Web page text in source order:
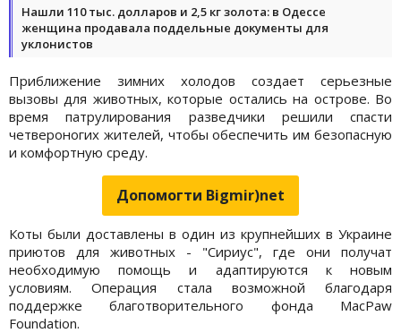
Нашли 110 тыс. долларов и 2,5 кг золота: в Одессе
женщина продавала поддельные документы для
уклонистов
Приближение зимних холодов создает серьезные
вызовы для животных, которые остались на острове. Во
время патрулирования разведчики решили спасти
четвероногих жителей, чтобы обеспечить им безопасную
и комфортную среду.
Допомогти Bigmir)net
Коты были доставлены в один из крупнейших в Украине
приютов для животных - "Сириус", где они получат
необходимую помощь и адаптируются к новым
условиям. Операция стала возможной благодаря
поддержке благотворительного фонда MacPaw
Foundation.